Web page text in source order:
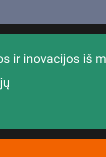
ir inovacijos iš